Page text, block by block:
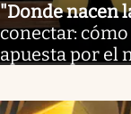
"Donde nacen
conectar:
apuesta por el